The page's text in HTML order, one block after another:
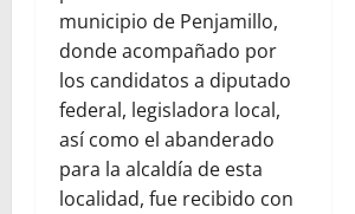
municipio de Penjamillo,
donde acompañado por
los candidatos a diputado
federal, legisladora local,
así como el abanderado
para la alcaldía de esta
localidad, fue recibido con